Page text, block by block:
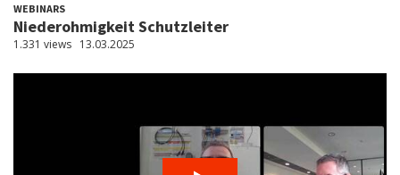
WEBINARS
Niederohmigkeit Schutzleiter
1.331 views 13.03.2025